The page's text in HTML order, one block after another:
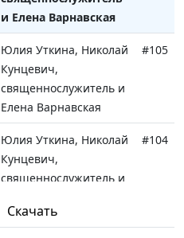
и Елена Варнавская
Юлия Уткина, Николай
Кунцевич,
священнослужитель и
Елена Варнавская
#105
Юлия Уткина, Николай
Кунцевич,
священнослужитель и
#104
Юлия Уткина, Николай
#103
Скачать